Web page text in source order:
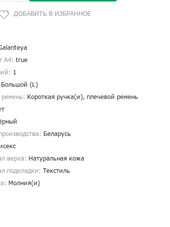
А4: true
1
Большой (L)
Короткая ручка(и), плечевой ремень
Беларусь
верха: Натуральная кожа
подкладки: Текстиль
Молния(и)